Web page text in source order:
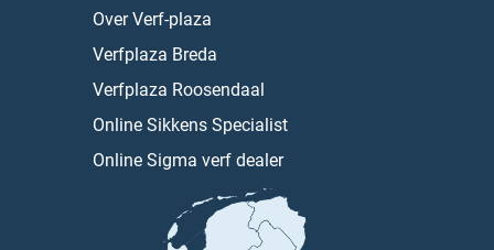
Over Verf-plaza
Verfplaza Breda
Verfplaza Roosendaal
Online Sikkens Specialist
Online Sigma verf dealer